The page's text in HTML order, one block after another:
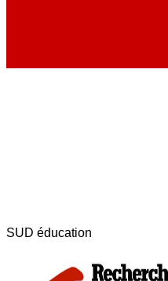
SUD éducation